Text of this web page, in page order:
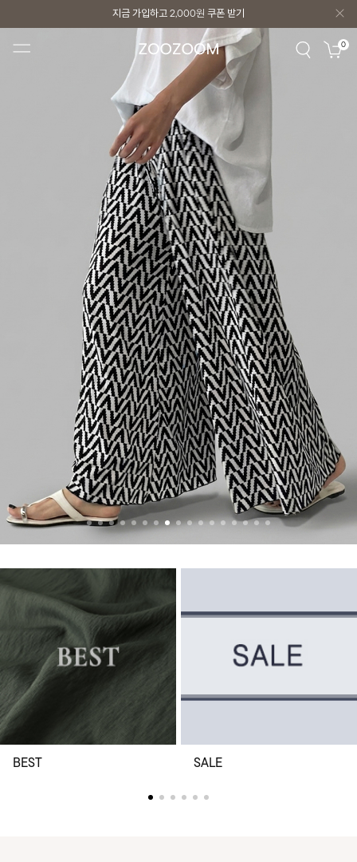
지금 가입하고 2,000원 쿠폰 받기
지금 가입하고 2,000원쿠폰 받기 0
BEST SALE